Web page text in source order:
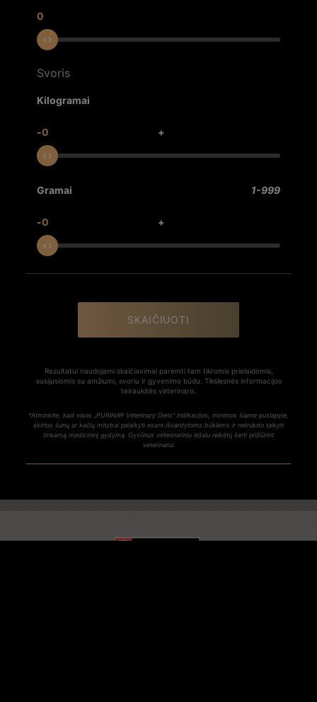
0
Svoris
Kilogramai
-0 +
Gramai 1-999
-0 +
SKAIČIUOTI
Rezultatui naudojami skaičiavimai paremti tam tikromis prielaidomis,
susijusiomis su amžiumi, svoriu ir gyvenimo būdu. Tikslesnės informacijos
teiraukitės veterinaro.
*Atminkite, kad visos „PURINA® Veterinary Diets“ indikacijos, minimos šiame puslapyje,
skirtos šunų ar kačių mitybai palaikyti esant išvardytoms būklėms ir netrukdo taikyti
tinkamą medicininį gydymą. Gyvūnus veterinariniu ėdalu reikėtų šerti prižiūrint
veterinarui.